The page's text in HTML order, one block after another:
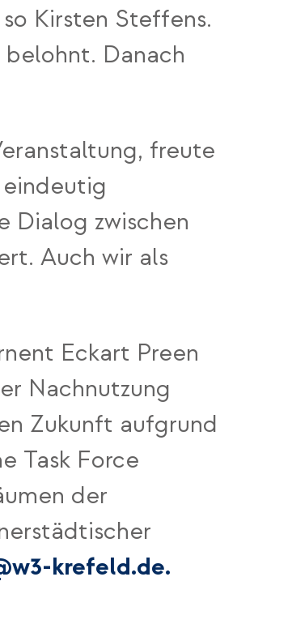
Kirsten Steffens.
Danach
freute
Dialog zwischen
Auch wir als
Eckart Preen
Nachnutzung
Zukunft aufgrund
Task Force
der
krefeld.de.